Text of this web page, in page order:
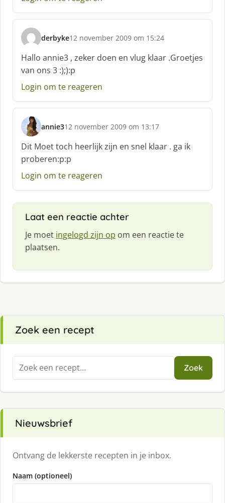
:
derbyke
s
c
h
r
e
f
12 november 2009 om 15:24
Hallo annie3 , zeker doen en vlug klaar .Groetjes
van ons 3 :);):p
Login om te reageren
annie3
s
c
h
r
e
:
12 november 2009 om 13:17
Dit Moet toch heerlijk zijn en snel klaar . ga ik
proberen:p:p
Login om te reageren
Laat een reactie achter
Je moet ingelogd zijn op om een reactie te
plaatsen.
Zoek een recept
Zoeken
naar:
Zoek
Nieuwsbrief
Ontvang de lekkerste recepten in je inbox.
Naam (optioneel)